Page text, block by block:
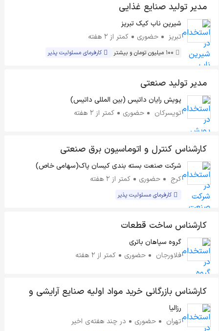
مدیر تولید صنایع غذایی
شیرین ناب کیک تبریز
تبریز
حضوری کمتر از ۲ هفته
100 میلیون تومان و بیشتر کارفرمای مسئولیت پذیر
مدیر تولید صنعتی
پویش رایان داتیس (بین المللی داتیس)
تویسرکان
حضوری کمتر از ۲ هفته
کارشناس کنترل و اتوماسیون برق صنعتی
شرکت صنعت بسته بندی کیسان پاک(سهامی خاص)
کرج
حضوری کمتر از ۲ هفته
کارفرمای مسئولیت پذیر
کارشناس ساخت قطعات
گروه سپاهان باتری
فلاورجان
حضوری کمتر از ۲ هفته
کارشناس بازرگانی خرید مواد اولیه صنایع آرایشی و
بهداشتیرزالیا
تهران
حضوری در چند هفته‌ی اخیر